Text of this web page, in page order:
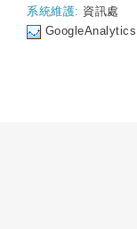
系統維護: 資訊處
GoogleAnalytics